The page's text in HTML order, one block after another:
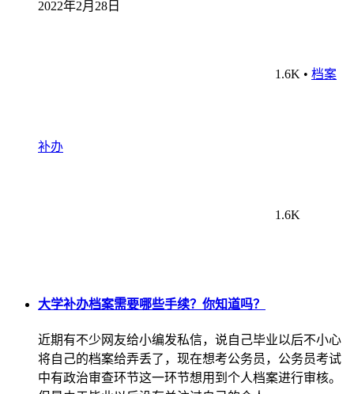
2022年2月28日
1.6K • 档案
补办
1.6K
大学补办档案需要哪些手续？你知道吗？
近期有不少网友给小编发私信，说自己毕业以后不小心
将自己的档案给弄丢了，现在想考公务员，公务员考试
中有政治审查环节这一环节想用到个人档案进行审核。